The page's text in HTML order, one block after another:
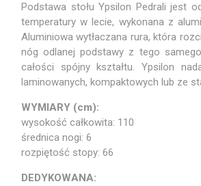
Podstawa stołu Ypsilon Pedrali jest
temperatury w lecie, wykonana z
Aluminiowa wytłaczana rura, która
nóg odlanej podstawy z tego samego
całości spójny kształtu. Ypsilon
laminowanych, kompaktowych lub ze
WYMIARY (cm):
wysokość całkowita: 110
średnica nogi: 6
rozpiętość stopy: 66
DEDYKOWANA: